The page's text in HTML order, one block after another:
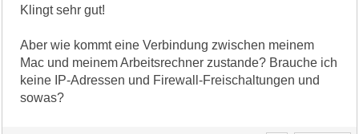
Klingt sehr gut!
Aber wie kommt eine Verbindung zwischen meinem
Mac und meinem Arbeitsrechner zustande? Brauche ich
keine IP-Adressen und Firewall-Freischaltungen und
sowas?